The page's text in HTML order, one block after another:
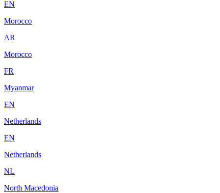
EN
Morocco
AR
Morocco
FR
Myanmar
EN
Netherlands
EN
Netherlands
NL
North Macedonia